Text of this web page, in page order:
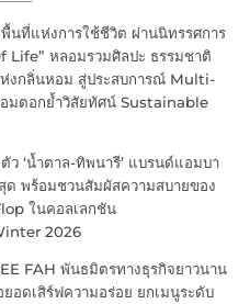
นที่แห่งการใช้ชีวิต ผ่านนิทรรศการ
Life” หลอมรวมศิลปะ ธรรมชาติ
งกลิ่นหอม สู่ประสบการณ์ Multi-
มตอกย้ำวิสัยทัศน์ Sustainable
ว ‘น้ำตาล-ทิพนารี’ แบรนด์แอมบา
ด พร้อมชวนสัมผัสความสบายของ
ในคอลเลกชัน
2026
FAH พันธมิตรทางธุรกิจยาวนาน
อดเสิร์ฟความอร่อย ยกเมนูระดับ